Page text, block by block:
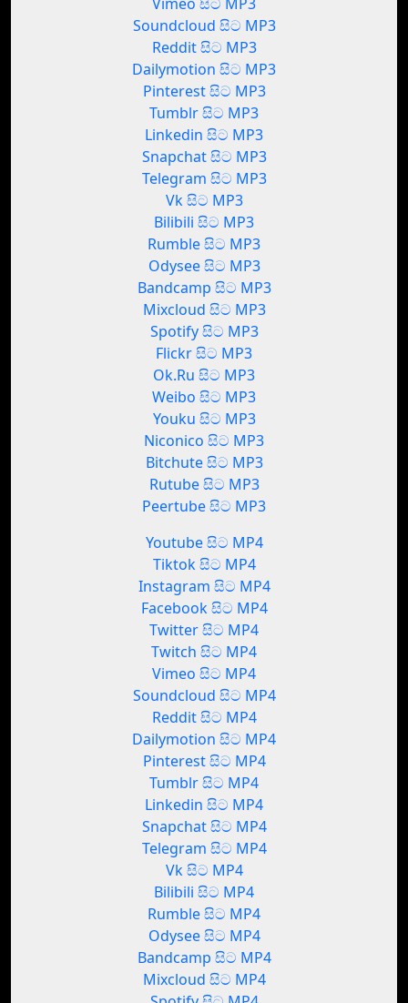
Soundcloud සිට MP3
Reddit සිට MP3
Dailymotion සිට MP3
Pinterest සිට MP3
Tumblr සිට MP3
Linkedin සිට MP3
Snapchat සිට MP3
Telegram සිට MP3
Vk සිට MP3
Bilibili සිට MP3
Rumble සිට MP3
Odysee සිට MP3
Bandcamp සිට MP3
Mixcloud සිට MP3
Spotify සිට MP3
Flickr සිට MP3
Ok.Ru සිට MP3
Weibo සිට MP3
Youku සිට MP3
Niconico සිට MP3
Bitchute සිට MP3
Rutube සිට MP3
Peertube සිට MP3
Youtube සිට MP4
Tiktok සිට MP4
Instagram සිට MP4
Facebook සිට MP4
Twitter සිට MP4
Twitch සිට MP4
Vimeo සිට MP4
Soundcloud සිට MP4
Reddit සිට MP4
Dailymotion සිට MP4
Pinterest සිට MP4
Tumblr සිට MP4
Linkedin සිට MP4
Snapchat සිට MP4
Telegram සිට MP4
Vk සිට MP4
Bilibili සිට MP4
Rumble සිට MP4
Odysee සිට MP4
Bandcamp සිට MP4
Mixcloud සිට MP4